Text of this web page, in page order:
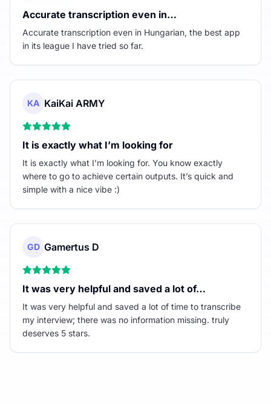
Accurate transcription even in…
Accurate transcription even in Hungarian, the best app
in its league I have tried so far.
KA KaiKai ARMY
It is exactly what I’m looking for
It is exactly what I’m looking for. You know exactly
where to go to achieve certain outputs. It’s quick and
simple with a nice vibe :)
GD Gamertus D
It was very helpful and saved a lot of…
It was very helpful and saved a lot of time to transcribe
my interview; there was no information missing. truly
deserves 5 stars.